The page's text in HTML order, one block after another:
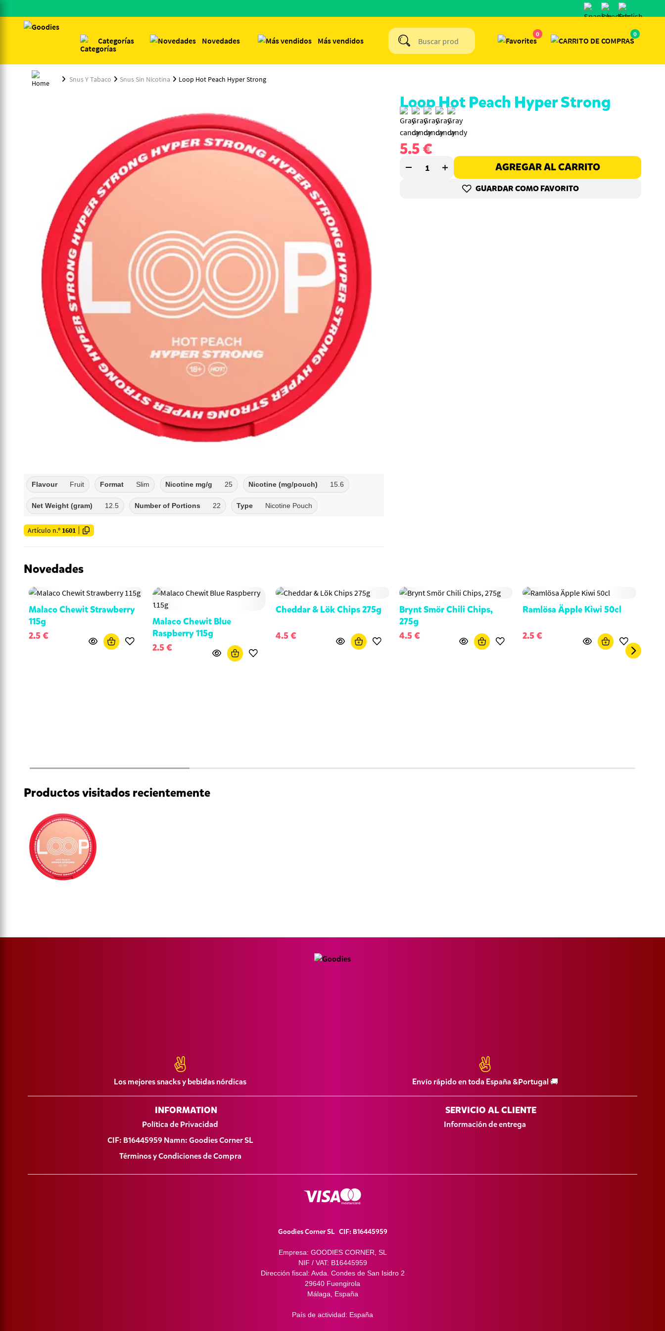
Categorías Novedades Más vendidos
0 0
Snus Y Tabaco Snus Sin Nicotina Loop Hot Peach Hyper Strong
Loop Hot Peach Hyper Strong
5.5€
AGREGAR AL CARRITO
GUARDAR COMO FAVORITO
Flavour Fruit Format Slim Nicotine mg/g 25 Nicotine (mg/pouch) 15.6
Net Weight (gram) 12.5 Number of Portions 22 Type Nicotine Pouch
Artículo n.º 1601
Novedades
Malaco Chewit Strawberry
115g
2.5 €
Malaco Chewit Blue
Raspberry 115g
2.5 €
Cheddar & Lök Chips 275g
4.5 €
Brynt Smör Chili Chips,
275g
4.5 €
Ramlösa Äpple Kiwi 50cl
2.5 €
Productos visitados recientemente
Los mejores snacks y bebidas nórdicas
INFORMATION
Política de Privacidad
CIF: B16445959 Namn: Goodies Corner SL
Términos y Condiciones de Compra
Envío rápido en toda España &Portugal 🚚
SERVICIO AL CLIENTE
Información de entrega
Goodies Corner SL CIF: B16445959
Empresa: GOODIES CORNER, SL
NIF / VAT: B16445959
Dirección fiscal: Avda. Condes de San Isidro 2
29640 Fuengirola
Málaga, España
País de actividad: España